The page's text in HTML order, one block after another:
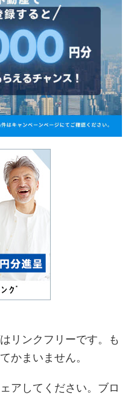
リンクフリーです。も
かまいません。
アしてください。ブロ